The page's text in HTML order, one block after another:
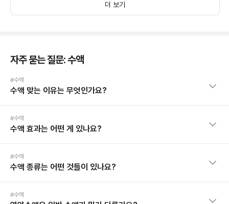
더 보기
자주 묻는 질문: 수액
#수액
수액 맞는 이유는 무엇인가요?
#수액
수액 효과는 어떤 게 있나요?
#수액
수액 종류는 어떤 것들이 있나요?
#수액